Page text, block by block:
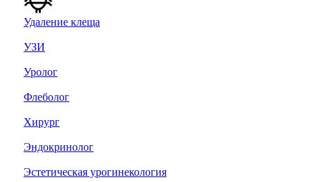
Удаление клеща
УЗИ
Уролог
Флеболог
Хирург
Эндокринолог
Эстетическая урогинекология